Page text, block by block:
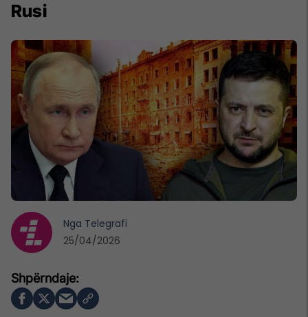
Rusi
Nga Telegrafi
25/04/2026